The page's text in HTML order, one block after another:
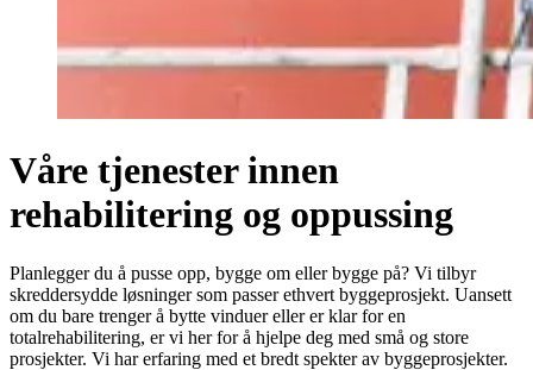
Våre tjenester innen
rehabilitering og oppussing
Planlegger du å pusse opp, bygge om eller bygge på? Vi tilbyr
skreddersydde løsninger som passer ethvert byggeprosjekt. Uansett
om du bare trenger å bytte vinduer eller er klar for en
totalrehabilitering, er vi her for å hjelpe deg med små og store
prosjekter. Vi har erfaring med et bredt spekter av byggeprosjekter.